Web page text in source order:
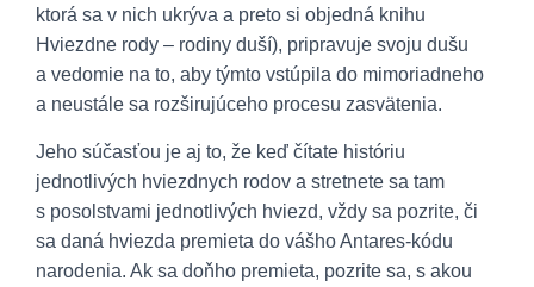
ktorá sa v nich ukrýva a preto si objedná knihu
Hviezdne rody – rodiny duší), pripravuje svoju dušu
a vedomie na to, aby týmto vstúpila do mimoriadneho
a neustále sa rozširujúceho procesu zasvätenia.
Jeho súčasťou je aj to, že keď čítate históriu
jednotlivých hviezdnych rodov a stretnete sa tam
s posolstvami jednotlivých hviezd, vždy sa pozrite, či
sa daná hviezda premieta do vášho Antares-kódu
narodenia. Ak sa doňho premieta, pozrite sa, s akou